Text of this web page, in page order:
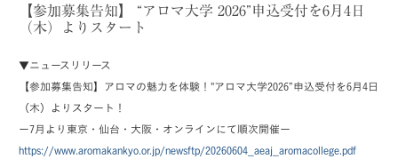
【参加募集告知】 “アロマ大学 2026”申込受付を6月4日
（木）よりスタート
▼ニュースリリース
【参加募集告知】アロマの魅力を体験！"アロマ大学2026”申込受付を6月4日
（木）よりスタート！
ー7月より東京・仙台・大阪・オンラインにて順次開催ー
https://www.aromakankyo.or.jp/newsftp/20260604_aeaj_aromacollege.pdf